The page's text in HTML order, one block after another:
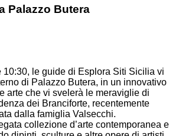
Palazzo Butera
10:30, le guide di Esplora Siti Sicilia vi
di Palazzo Butera, in un innovativo
arte che vi svelerà le meraviglie di
dei Branciforte, recentemente
dalla famiglia Valsecchi.
collezione d’arte contemporanea e